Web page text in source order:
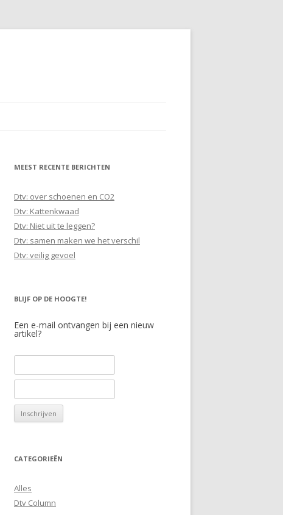
MEEST RECENTE BERICHTEN
Dtv: over schoenen en CO2
Dtv: Kattenkwaad
Dtv: Niet uit te leggen?
Dtv: samen maken we het verschil
Dtv: veilig gevoel
BLIJF OP DE HOOGTE!
Een e-mail ontvangen bij een nieuw
artikel?
CATEGORIEËN
Alles
Dtv Column